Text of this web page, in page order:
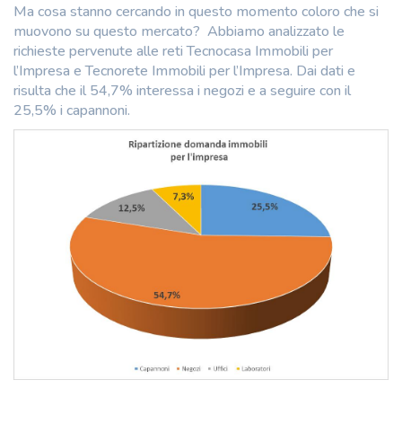
Ma cosa stanno cercando in questo momento coloro che si
muovono su questo mercato? Abbiamo analizzato le
richieste pervenute alle reti Tecnocasa Immobili per
l’Impresa e Tecnorete Immobili per l’Impresa. Dai dati e
risulta che il 54,7% interessa i negozi e a seguire con il
25,5% i capannoni.